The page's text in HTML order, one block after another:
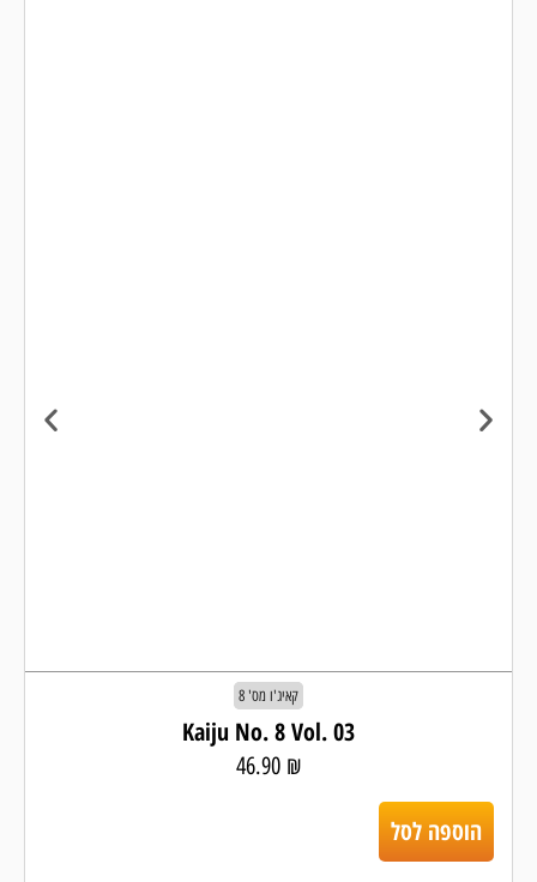
קאיג'ו מס' 8
Kaiju No. 8 Vol. 03
46.90 ₪
הוספה לסל